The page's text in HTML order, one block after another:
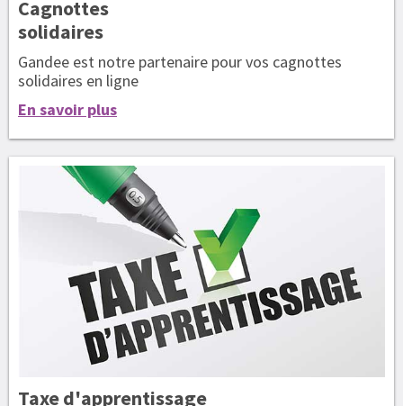
Cagnottes
solidaires
Gandee est notre partenaire pour vos cagnottes
solidaires en ligne
En savoir plus
Taxed'apprentissage